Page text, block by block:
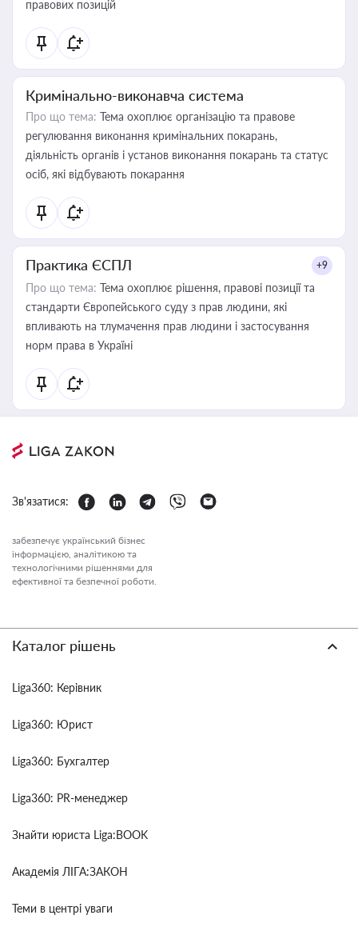
правових позицій
Кримінально-виконавча система
Про що тема: Тема охоплює організацію та правове
регулювання виконання кримінальних покарань,
діяльність органів і установ виконання покарань та статус
осіб, які відбувають покарання
Практика ЄСПЛ +9
Про що тема: Тема охоплює рішення, правові позиції та
стандарти Європейського суду з прав людини, які
впливають на тлумачення прав людини і застосування
норм права в Україні
Зв'язатися:
забезпечує український бізнес
інформацією, аналітикою та
технологічними рішеннями для
ефективної та безпечної роботи.
Каталог рішень
Liga360: Керівник
Liga360: Юрист
Liga360: Бухгалтер
Liga360: PR-менеджер
Знайти юриста Liga:BOOK
Академія ЛІГА:ЗАКОН
Теми в центрі уваги